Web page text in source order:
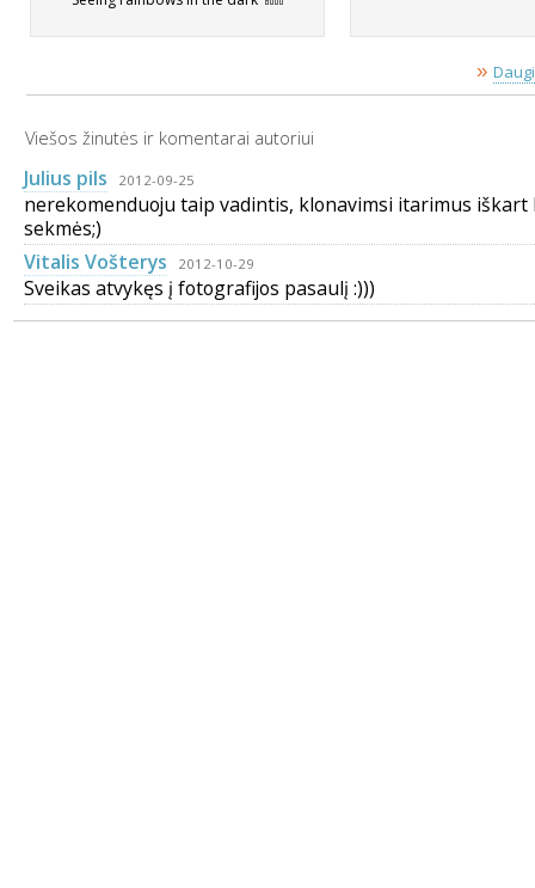
»
Viešos žinutės ir komentarai autoriui
Julius pils 2012-09-25
nerekomenduoju taip vadintis, klonavimsi itarimus iškart
sekmės;)
Vitalis Vošterys
2012-10-29
Sveikas atvykęs į fotografijos pasaulį :)))